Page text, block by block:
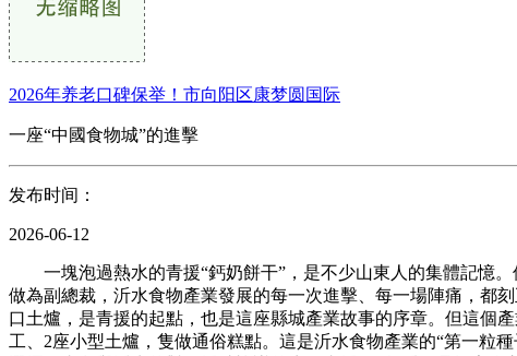
2026年养老口碑保举！市向阳区康梦圆国际
一座“中國食物城”的進擊
发布时间：
2026-06-12
一塊泡過熱水的青援“鈣奶餅干”，是不少山東人的集體記憶。
做為副總裁，沂水食物產業發展的每一次進擊、每一場陣痛，都
口土爐，是青援的起點，也是這座縣城產業故事的序章。但這個
工、2座小型土爐，隻做通俗糕點。這是沂水食物產業的“第一粒